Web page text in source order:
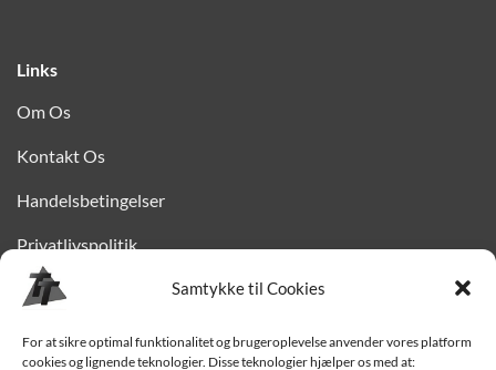
Samtykke til Cookies
For at sikre optimal funktionalitet og brugeroplevelse anvender vores platform
cookies og lignende teknologier. Disse teknologier hjælper os med at:
Links
Om Os
Kontakt Os
Handelsbetingelser
Privatlivspolitik
Finansiering
Levering til Sjælland